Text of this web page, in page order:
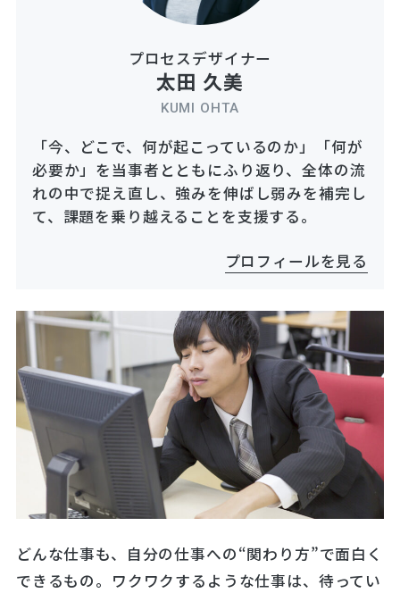
プロセスデザイナー
太田 久美
KUMI OHTA
「今、どこで、何が起こっているのか」「何が
必要か」を当事者とともにふり返り、全体の流
れの中で捉え直し、強みを伸ばし弱みを補完し
て、課題を乗り越えることを支援する。
プロフィールを見る
どんな仕事も、自分の仕事への“関わり方”で面白く
できるもの。ワクワクするような仕事は、待ってい